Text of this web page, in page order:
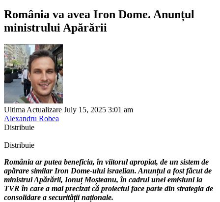
România va avea Iron Dome. Anunțul
ministrului Apărării
Ultima Actualizare July 15, 2025 3:01 am
Alexandru Robea
Distribuie
Distribuie
România ar putea beneficia, în viitorul apropiat, de un sistem de
apărare similar Iron Dome-ului israelian. Anunțul a fost făcut de
ministrul Apărării, Ionuț Moșteanu, în cadrul unei emisiuni la
TVR în care a mai precizat că proiectul face parte din strategia de
consolidare a securității naționale.